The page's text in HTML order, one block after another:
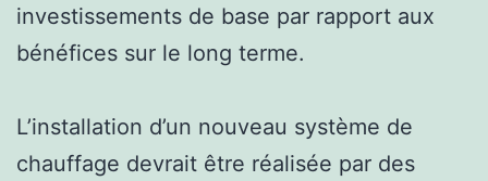
investissements de base par rapport aux
bénéfices sur le long terme.
L’installation d’un nouveau système de
chauffage devrait être réalisée par des